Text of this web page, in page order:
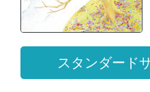
スタンダード